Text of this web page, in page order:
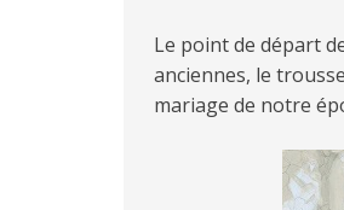
Le point de départ
anciennes, le
mariage de notre